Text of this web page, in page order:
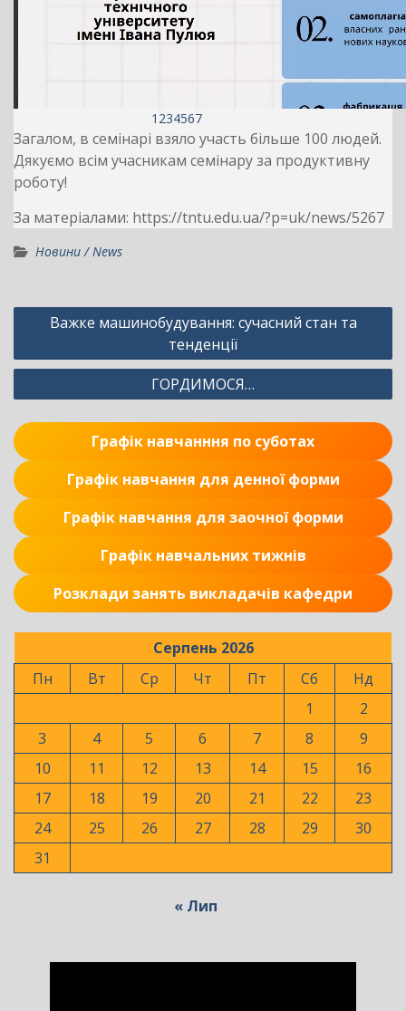
1 234567
Загалом, в семінарі взяло участь більше 100 людей.
Дякуємо всім учасникам семінару за продуктивну
роботу!
За матеріалами: https://tntu.edu.ua/?p=uk/news/5267
Новини / News
Навігація
Важке машинобудування: сучасний стан та
тенденції
ГОРДИМОСЯ…
Графік навчанння по суботах
Графік навчання для денної форми
Графік навчання для заочної форми
Графік навчальних тижнів
Розклади занять викладачів кафедри
Серпень 2026
Пн
Вт Ср Чт Пт Сб
Нд
1
2
3
4 5 6 7 8
9
10
11 12 13 14 15
16
17
18 19 20 21 22
23
24
25 26 27 28 29
30
31
« Лип